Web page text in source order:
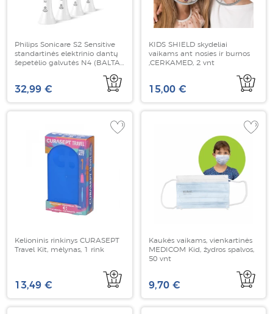
Philips Sonicare S2 Sensitive
standartinės elektrinio dantų
šepetėlio galvutės N4 (BALTA)
32,99 €
KIDS SHIELD skydeliai
vaikams ant nosies ir burnos
,CERKAMED, 2 vnt
15,00 €
Kelioninis rinkinys CURASEPT
Travel Kit, mėlynas, 1 rink
13,49 €
Kaukės vaikams, vienkartinės
MEDICOM Kid, žydros spalvos,
50 vnt
9,70 €